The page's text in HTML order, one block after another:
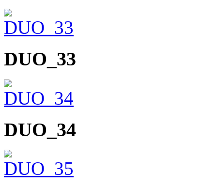
DUO_33
DUO_34